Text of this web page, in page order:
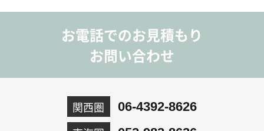
お電話でのお見積もり
お問い合わせ
関西圏 06-4392-8626